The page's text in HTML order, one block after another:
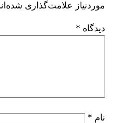
موردنیاز علامت‌گذاری
دیدگاه *
نام *